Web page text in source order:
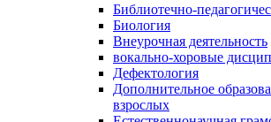
Библиотечно-
Биология
Внеурочная деятельность
вокально-хоровые
Дефектология
Дополнительное
взрослых